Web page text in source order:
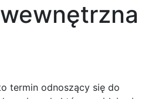
termin odnoszący się do